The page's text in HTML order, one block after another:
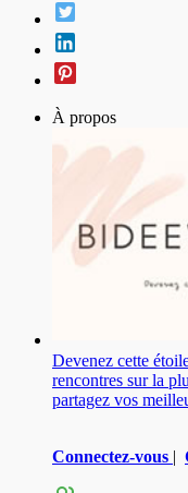
À propos
Devenez cette
rencontres sur la
partagez vos
Connectez-vous |